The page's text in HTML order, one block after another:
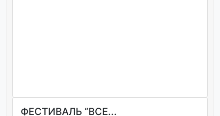
ФЕСТИВАЛЬ “ВСЕ...